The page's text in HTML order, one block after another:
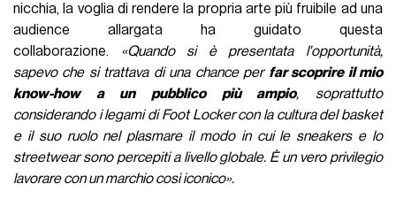
nicchia, la voglia di rendere la propria arte più fruibile ad una
audience allargata ha guidato questa
collaborazione. «Quando si è presentata l'opportunità,
sapevo che si trattava di una chance per far scoprire il mio
know-how a un pubblico più ampio, soprattutto
considerando i legami di Foot Locker con la cultura del basket
e il suo ruolo nel plasmare il modo in cui le sneakers e lo
streetwear sono percepiti a livello globale. È un vero privilegio
lavorare con un marchio così iconico».